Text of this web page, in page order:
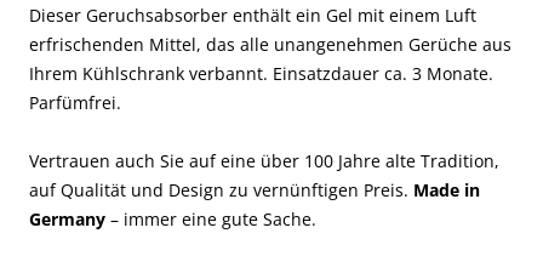
Dieser Geruchsabsorber enthält ein Gel mit einem Luft
erfrischenden Mittel, das alle unangenehmen Gerüche aus
Ihrem Kühlschrank verbannt. Einsatzdauer ca. 3 Monate.
Parfümfrei.
Vertrauen auch Sie auf eine über 100 Jahre alte Tradition,
auf Qualität und Design zu vernünftigen Preis. Made in
Germany – immer eine gute Sache.